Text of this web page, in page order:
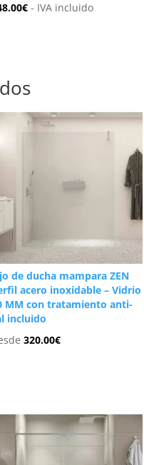
€ - IVA incluido
de ducha mampara ZEN
acero inoxidable – Vidrio
MM con tratamiento anti-
incluido
320.00€